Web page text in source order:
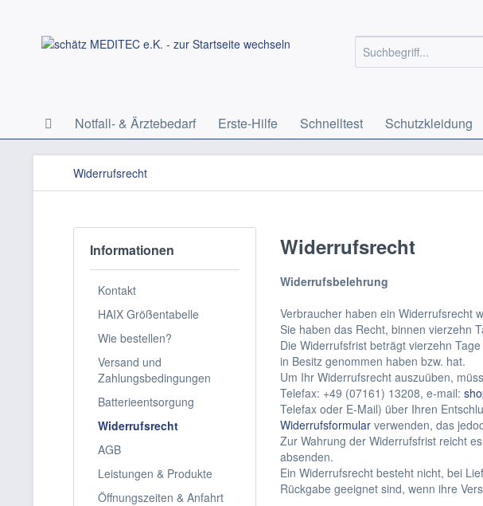
Notfall- & Ärztebedarf Erste-Hilfe Schnelltest Schutzkleidung
Widerrufsrecht
Informationen
Kontakt
HAIX Größentabelle
Wie bestellen?
Versand und
Zahlungsbedingungen
Batterieentsorgung
Widerrufsrecht
AGB
Leistungen & Produkte
Öffnungszeiten & Anfahrt
Widerrufsrecht
Widerrufsbelehrung
Verbraucher haben ein Widerrufsrecht
Sie haben das Recht, binnen vierzehn
Die Widerrufsfrist beträgt vierzehn
in Besitz genommen haben bzw. hat.
Um Ihr Widerrufsrecht auszuüben,
Telefax: +49 (07161) 13208, e-mail:
Telefax oder E-Mail) über Ihren
Widerrufsformular verwenden, das
Zur Wahrung der Widerrufsfrist reicht
absenden.
Ein Widerrufsrecht besteht nicht, bei
Rückgabe geeignet sind, wenn ihre